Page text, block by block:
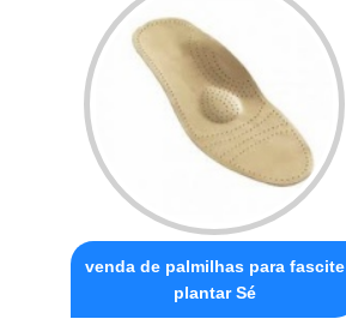
venda de palmilhas para fascite
plantar Sé